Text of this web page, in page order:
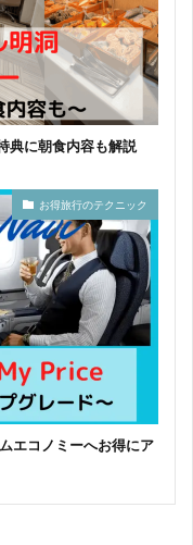
典に朝食内容も解説
お得旅行のテクニック
エコノミーへお得にア